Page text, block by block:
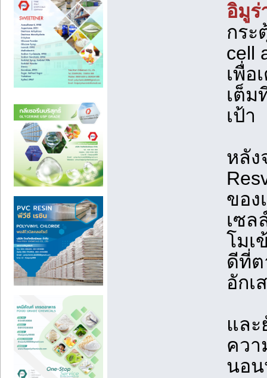
อิมูร่
กระ
cell
เพื่อ
เต็ม
เป้า
หลัง
ของ
เซล
โมเ
ดีที่ต
อักเ
และ
ควา
นอ